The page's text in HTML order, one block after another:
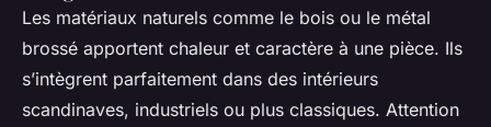
Les matériaux naturels comme le bois ou le métal
brossé apportent chaleur et caractère à une pièce. Ils
s’intègrent parfaitement dans des intérieurs
scandinaves, industriels ou plus classiques. Attention